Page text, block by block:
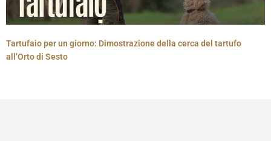
Tartufaio per un giorno: Dimostrazione della cerca del tartufo
all’Orto di Sesto